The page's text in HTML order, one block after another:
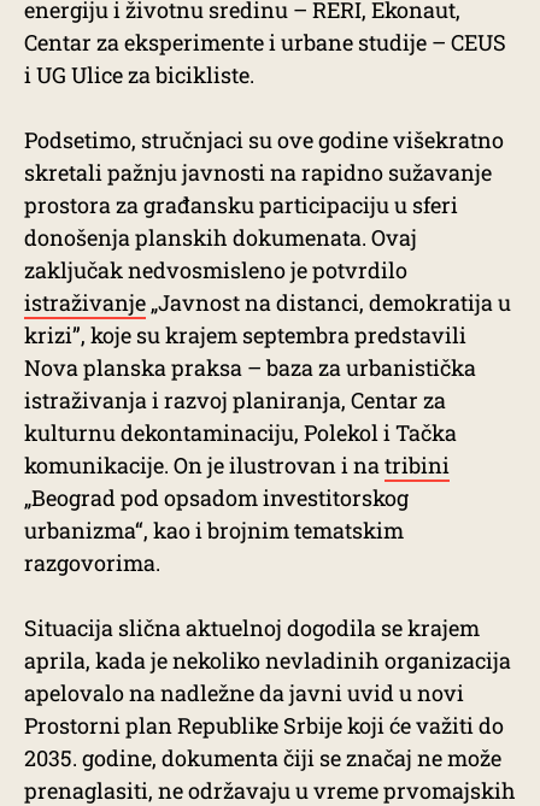
energiju i životnu sredinu – RERI, Ekonaut,
Centar za eksperimente i urbane studije – CEUS
i UG Ulice za bicikliste.
Podsetimo, stručnjaci su ove godine višekratno
skretali pažnju javnosti na rapidno sužavanje
prostora za građansku participaciju u sferi
donošenja planskih dokumenata. Ovaj
zaključak nedvosmisleno je potvrdilo
istraživanje „Javnost na distanci, demokratija u
krizi”, koje su krajem septembra predstavili
Nova planska praksa – baza za urbanistička
istraživanja i razvoj planiranja, Centar za
kulturnu dekontaminaciju, Polekol i Tačka
komunikacije. On je ilustrovan i natribini
„Beograd pod opsadom investitorskog
urbanizma“, kao i brojnim tematskim
razgovorima.
Situacija slična aktuelnoj dogodila se krajem
aprila, kada je nekoliko nevladinih organizacija
apelovalo na nadležne da javni uvid u novi
Prostorni plan Republike Srbije koji će važiti do
2035. godine, dokumenta čiji se značaj ne može
prenaglasiti, ne održavaju u vreme prvomajskih